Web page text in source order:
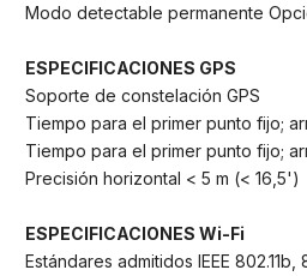
Modo detectable permanente
ESPECIFICACIONES GPS
Soporte de constelación GPS
Tiempo para el primer punto fijo;
Tiempo para el primer punto fijo;
Precisión horizontal < 5 m (< 16,5')
ESPECIFICACIONES Wi-Fi
Estándares admitidos IEEE 802.11b,